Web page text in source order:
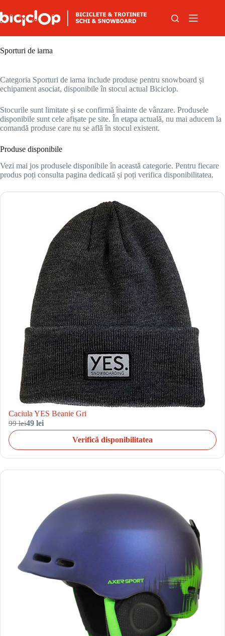
Sporturi de iarna
Categoria Sporturi de iarna include produse pentru snowboard și
echipament asociat, disponibile în stocul actual Biciclop.
Stocurile sunt limitate și se confirmă înainte de vânzare. Produsele
disponibile sunt cele afișate pe site. În etapa actuală, nu mai aducem la
comandă produse care nu se află în stocul existent.
Produse disponibile
Vezi mai jos produsele disponibile în această categorie. Pentru fiecare
produs poți consulta pagina dedicată și poți verifica disponibilitatea.
Caciula YES Beanie Gri
99 lei49 lei
Verifică disponibilitatea